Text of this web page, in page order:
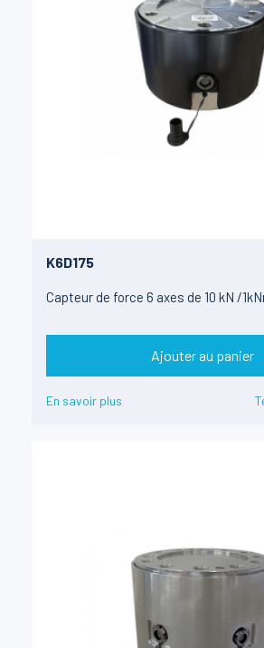
K6D175
Capteur de force 6 axes de 10 kN /
Ajouter au panier
En savoir plus